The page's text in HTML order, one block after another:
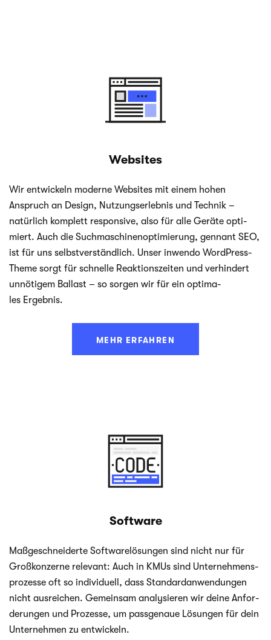
Websites
Wir ent­wi­ckeln moderne Web­sites mit einem hohen
Anspruch an Design, Nut­zungs­er­leb­nis und Tech­nik –
natür­lich kom­plett respon­sive, also für alle Geräte opti­
miert. Auch die Such­ma­schi­nen­op­ti­mie­rung, gen­n­ant SEO,
ist für uns selbst­ver­ständ­lich. Unser inwendo WordPress-
Theme sorgt für schnelle Reak­ti­ons­zei­ten und ver­hin­dert
unnö­ti­gem Bal­last – so sor­gen wir für ein opti­ma­
les Ergebnis.
MEHR ERFAHREN
Software
Maß­ge­schnei­derte Soft­ware­lö­sun­gen sind nicht nur für
Groß­kon­zerne rele­vant: Auch in KMUs sind Unter­neh­mens­
pro­zesse oft so indi­vi­du­ell, dass Stan­dard­an­wen­dun­gen
nicht aus­rei­chen. Gemein­sam ana­ly­sie­ren wir deine Anfor­
de­run­gen und Pro­zesse, um pass­ge­naue Lösun­gen für dein
Unter­neh­men zu entwickeln.